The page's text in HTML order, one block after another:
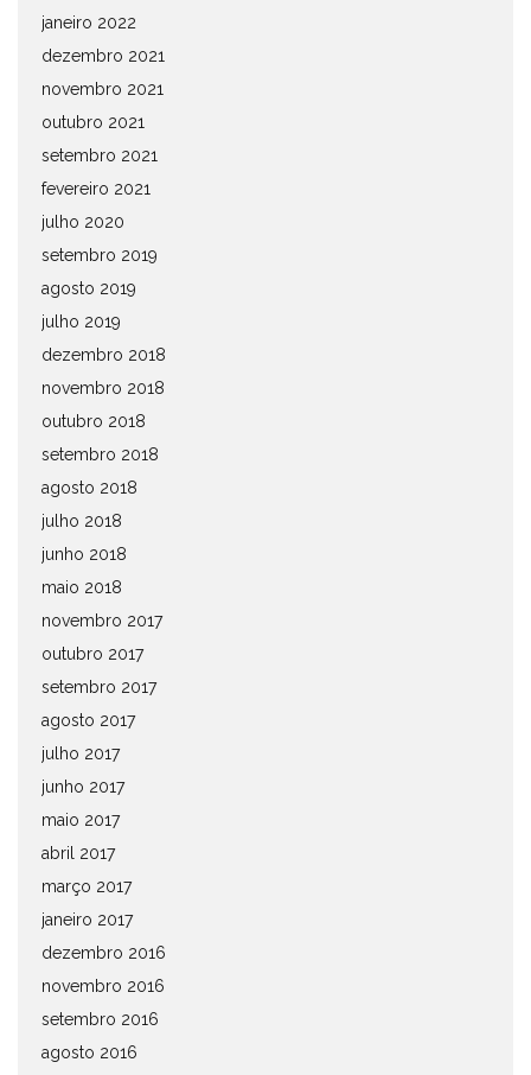
janeiro 2022
dezembro 2021
novembro 2021
outubro 2021
setembro 2021
fevereiro 2021
julho 2020
setembro 2019
agosto 2019
julho 2019
dezembro 2018
novembro 2018
outubro 2018
setembro 2018
agosto 2018
julho 2018
junho 2018
maio 2018
novembro 2017
outubro 2017
setembro 2017
agosto 2017
julho 2017
junho 2017
maio 2017
abril 2017
março 2017
janeiro 2017
dezembro 2016
novembro 2016
setembro 2016
agosto 2016